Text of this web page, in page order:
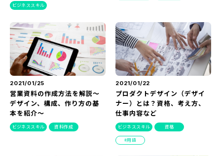
利用規約
広告掲載に関する規約
特定商取引法に基づく表記
プライバシーポリシー
運営会社
ビジネススキル
2021/01/25
営業資料の作成方法を解説～
デザイン、構成、作り方の基
本を紹介～
ビジネススキル 資料作成
2021/01/22
プロダクトデザイン（デザイ
ナー）とは？資格、考え方、
仕事内容など
ビジネススキル 資格
用語